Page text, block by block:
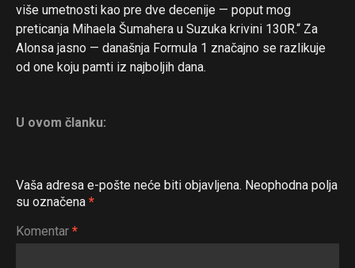
više umetnosti kao pre dve decenije — poput mog
preticanja Mihaela Šumahera u Suzuka krivini 130R.“ Za
Alonsa jasno — današnja Formula 1 značajno se razlikuje
od one koju pamti iz najboljih dana.
U ovom članku:
Vaša adresa e-pošte neće biti objavljena. Neophodna polja
su označena *
Komentar *